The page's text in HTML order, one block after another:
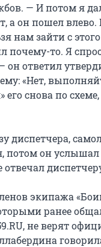
— И потом я
а он пошел влево.
нам зайти с
почему-то. Я
он ответил
«Нет,
его снова по
диспетчера,
потом он
экипажа
ранее
не верят